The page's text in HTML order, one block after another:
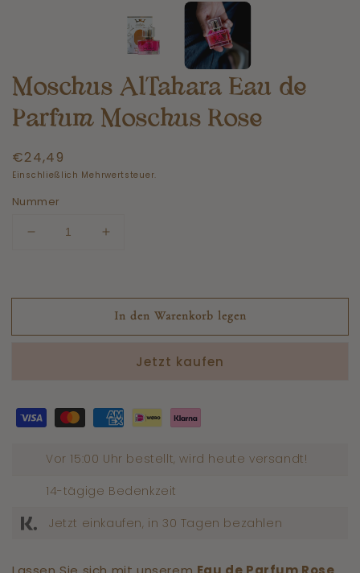
Moschus AlTahara Eau de
Parfum Moschus Rose
Normaler
Preis
€24,49
Einschließlich Mehrwertsteuer.
Nummer
Niedrigere
de
Menge
AlTahara
Eau
de
Parfum
In den Warenkorb legen
Jetzt kaufen
Vor 15:00 Uhr bestellt, wird heute versandt!
14-tägige Bedenkzeit
Jetzt einkaufen, in 30 Tagen bezahlen